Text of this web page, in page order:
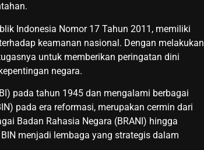
Indonesia Nomor 17 Tahun 2011, memiliki
keamanan nasional. Dengan melakukan
untuk memberikan peringatan dini
negara.
pada tahun 1945 dan mengalami berbagai
pada era reformasi, merupakan cermin dari
Badan Rahasia Negara (BRANI) hingga
menjadi lembaga yang strategis dalam